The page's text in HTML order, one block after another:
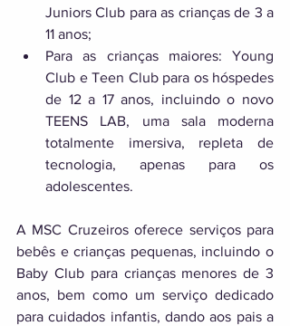
Juniors Club para as crianças de 3 a
11 anos;
Para as crianças maiores: Young
Club e Teen Club para os hóspedes
de 12 a 17 anos, incluindo o novo
TEENS LAB, uma sala moderna
totalmente imersiva, repleta de
tecnologia, apenas para os
adolescentes.
A MSC Cruzeiros oferece serviços para
bebês e crianças pequenas, incluindo o
Baby Club para crianças menores de 3
anos, bem como um serviço dedicado
para cuidados infantis, dando aos pais a